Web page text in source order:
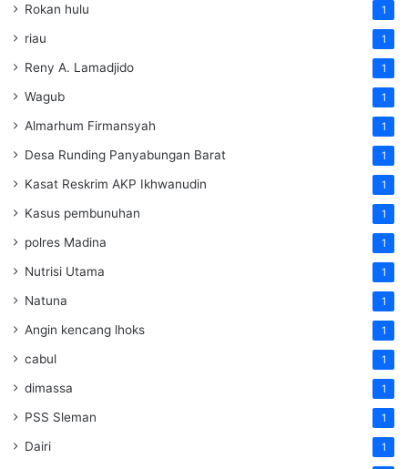
Rokan hulu 1
riau 1
Reny A. Lamadjido 1
Wagub 1
Almarhum Firmansyah 1
Desa Runding Panyabungan Barat 1
Kasat Reskrim AKP Ikhwanudin 1
Kasus pembunuhan 1
polres Madina 1
Nutrisi Utama 1
Natuna 1
Angin kencang lhoks 1
cabul 1
dimassa 1
PSS Sleman 1
Dairi 1